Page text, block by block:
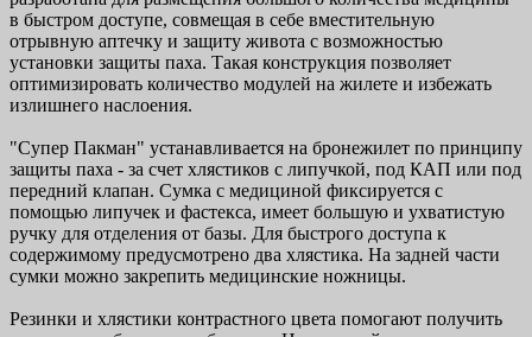
в быстром доступе, совмещая в себе вместительную
отрывную аптечку и защиту живота с возможностью
установки защиты паха. Такая конструкция позволяет
оптимизировать количество модулей на жилете и избежать
излишнего наслоения.
"Супер Пакман" устанавливается на бронежилет по принципу
защиты паха - за счет хлястиков с липучкой, под КАП или под
передний клапан. Сумка с медициной фиксируется с
помощью липучек и фастекса, имеет большую и ухватистую
ручку для отделения от базы. Для быстрого доступа к
содержимому предусмотрено два хлястика. На задней части
сумки можно закрепить медицинские ножницы.
Резинки и хлястики контрастного цвета помогают получить